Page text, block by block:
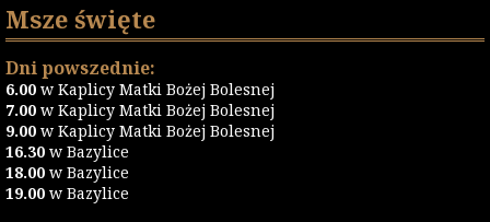
Msze święte
Dni powszednie:
6.00 w Kaplicy Matki Bożej Bolesnej
7.00 w Kaplicy Matki Bożej Bolesnej
9.00 w Kaplicy Matki Bożej Bolesnej
16.30 w Bazylice
18.00 w Bazylice
19.00 w Bazylice